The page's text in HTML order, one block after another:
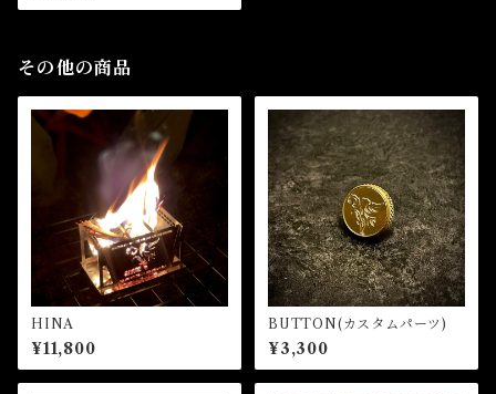
その他の商品
HINA
¥11,800
BUTTON(カスタムパーツ)
¥3,300